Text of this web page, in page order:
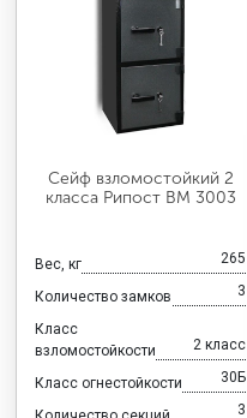
Сейф взломостойкий 2
класса Рипост ВМ 3003
Вес, кг 265
Количество замков 3
Класс
взломостойкости
2 класс
Класс огнестойкости 30Б
3